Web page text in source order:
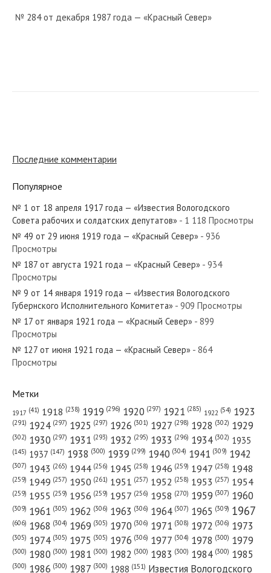
№ 284 от декабря 1987 года — «Красный Север»
№ 18 от января 1981 года — «Красный Север»
№ 80 от апреля 1923 года — «Красный Север»
№ 282 от декабря 1971 года — «Красный Север»
№ 4 от января 1986 года — «Красный Север»
№ 285 от декабря 1970 года — «Красный Север»
Последние комментарии
Популярное
№ 1 от 18 апреля 1917 года — «Известия Вологодского
Совета рабочих и солдатских депутатов» - 1 118 Просмотры
№ 49 от 29 июня 1919 года — «Красный Север» - 936
Просмотры
№ 187 от августа 1921 года — «Красный Север» - 934
Просмотры
№ 9 от 14 января 1919 года — «Известия Вологодского
Губернского Исполнительного Комитета» - 909 Просмотры
№ 17 от января 1921 года — «Красный Север» - 899
Просмотры
№ 127 от июня 1921 года — «Красный Север» - 864
Просмотры
Метки
1917 (41) 1918 (238) 1919 (296) 1920 (297) 1921 (285) 1922 (54) 1923
(291) 1924 (297) 1925 (297) 1926 (301) 1927 (298) 1928 (302) 1929
(302) 1930 (297) 1931 (293) 1932 (295) 1933 (296) 1934 (302) 1935
(145) 1937 (147) 1938 (300) 1939 (299) 1940 (304) 1941 (309) 1942
(307) 1943 (265) 1944 (256) 1945 (258) 1946 (259) 1947 (258) 1948
(259) 1949 (257) 1950 (261) 1951 (257) 1952 (258) 1953 (257) 1954
(259) 1955 (259) 1956 (259) 1957 (256) 1958 (270) 1959 (307) 1960
(309) 1961 (305) 1962 (306) 1963 (306) 1964 (307) 1965 (309) 1967
(606) 1968 (304) 1969 (305) 1970 (306) 1971 (308) 1972 (306) 1973
(305) 1974 (305) 1975 (305) 1976 (306) 1977 (304) 1978 (300) 1979
(300) 1980 (300) 1981 (300) 1982 (300) 1983 (300) 1984 (300) 1985
(300) 1986 (300) 1987 (300) 1988 (151) Известия Вологодского